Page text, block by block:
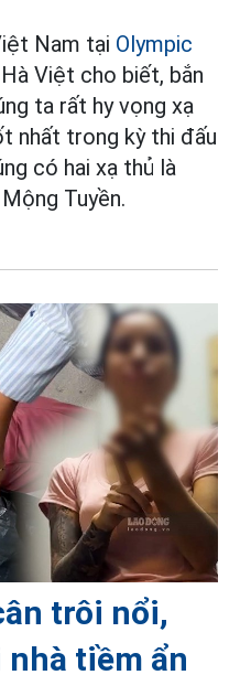
Nam tại Olympic
Việt cho biết, bắn
ta rất hy vọng xạ
nhất trong kỳ thi đấu
có hai xạ thủ là
Tuyền.
trôi nổi,
tiềm ẩn